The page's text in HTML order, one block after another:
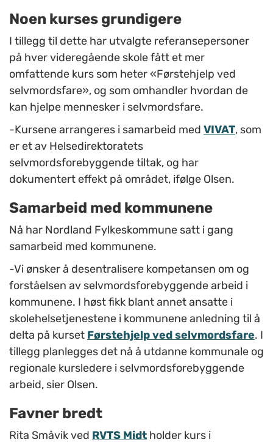
Noen kurses grundigere
I tillegg til dette har utvalgte referansepersoner
på hver videregående skole fått et mer
omfattende kurs som heter «Førstehjelp ved
selvmordsfare», og som omhandler hvordan de
kan hjelpe mennesker i selvmordsfare.
-Kursene arrangeres i samarbeid med VIVAT, som
er et av Helsedirektoratets
selvmordsforebyggende tiltak, og har
dokumentert effekt på området, ifølge Olsen.
Samarbeid med kommunene
Nå har Nordland Fylkeskommune satt i gang
samarbeid med kommunene.
-Vi ønsker å desentralisere kompetansen om og
forståelsen av selvmordsforebyggende arbeid i
kommunene. I høst fikk blant annet ansatte i
skolehelsetjenestene i kommunene anledning til å
delta på kurset Førstehjelp ved selvmordsfare. I
tillegg planlegges det nå å utdanne kommunale og
regionale kursledere i selvmordsforebyggende
arbeid, sier Olsen.
Favner bredt
Rita Småvik ved RVTS Midt holder kurs i